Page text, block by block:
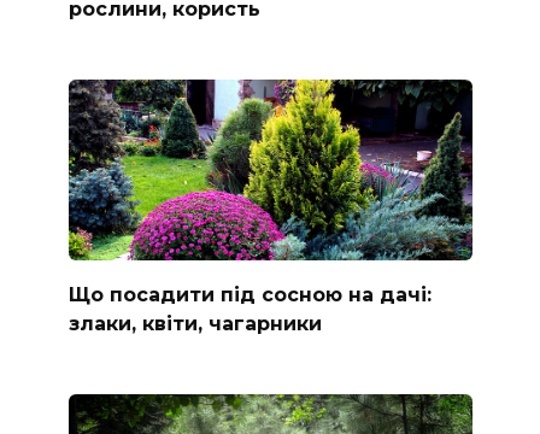
рослини, користь
Що посадити під сосною на дачі:
злаки, квіти, чагарники